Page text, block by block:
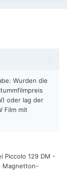
Wurden die
oder lag der
Film mit
Piccolo 129 DM -
Magnetton-